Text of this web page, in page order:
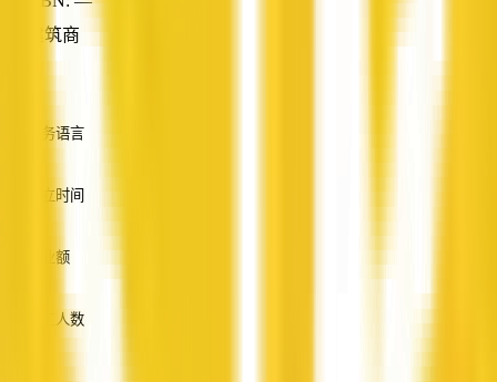
建筑商
服务语言
成立时间
营业额
员工人数